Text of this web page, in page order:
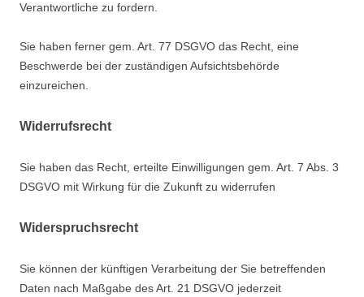
Verantwortliche zu fordern.
Sie haben ferner gem. Art. 77 DSGVO das Recht, eine
Beschwerde bei der zuständigen Aufsichtsbehörde
einzureichen.
Widerrufsrecht
Sie haben das Recht, erteilte Einwilligungen gem. Art. 7 Abs. 3
DSGVO mit Wirkung für die Zukunft zu widerrufen
Widerspruchsrecht
Sie können der künftigen Verarbeitung der Sie betreffenden
Daten nach Maßgabe des Art. 21 DSGVO jederzeit